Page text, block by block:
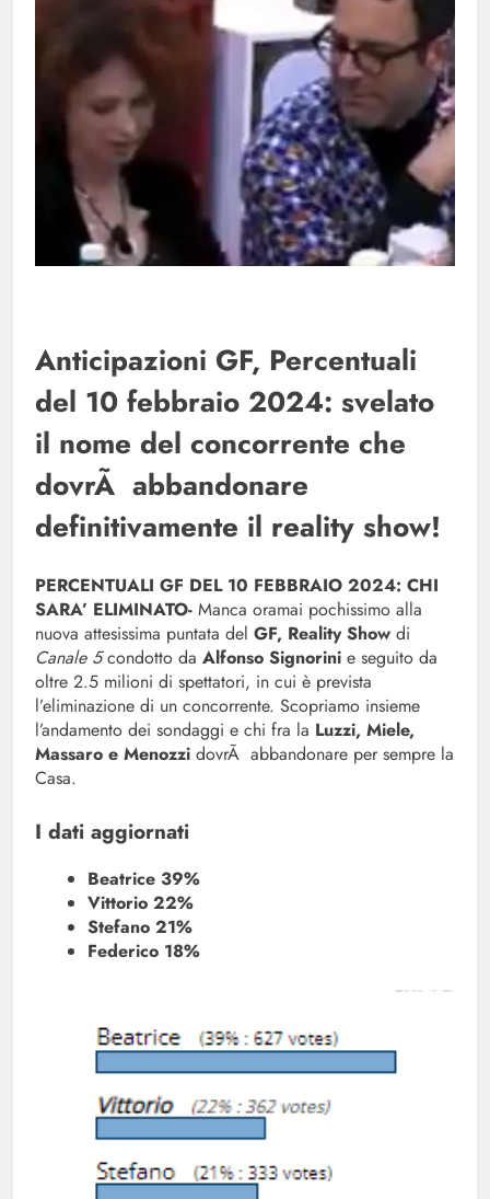
Anticipazioni GF, Percentuali
del 10 febbraio 2024: svelato
il nome del concorrente che
dovrÃ abbandonare
definitivamente il reality show!
PERCENTUALI GF DEL 10 FEBBRAIO 2024: CHI
SARA’ ELIMINATO- Manca oramai pochissimo alla
nuova attesissima puntata del GF, Reality Show di
Canale 5condotto da Alfonso Signorini e seguito da
oltre 2.5 milioni di spettatori, in cui è prevista
l’eliminazione di un concorrente. Scopriamo insieme
l’andamento dei sondaggi e chi fra la Luzzi, Miele,
Massaro e Menozzi dovrÃ abbandonare per sempre la
Casa.
I dati aggiornati
Beatrice 39%
Vittorio 22%
Stefano 21%
Federico 18%